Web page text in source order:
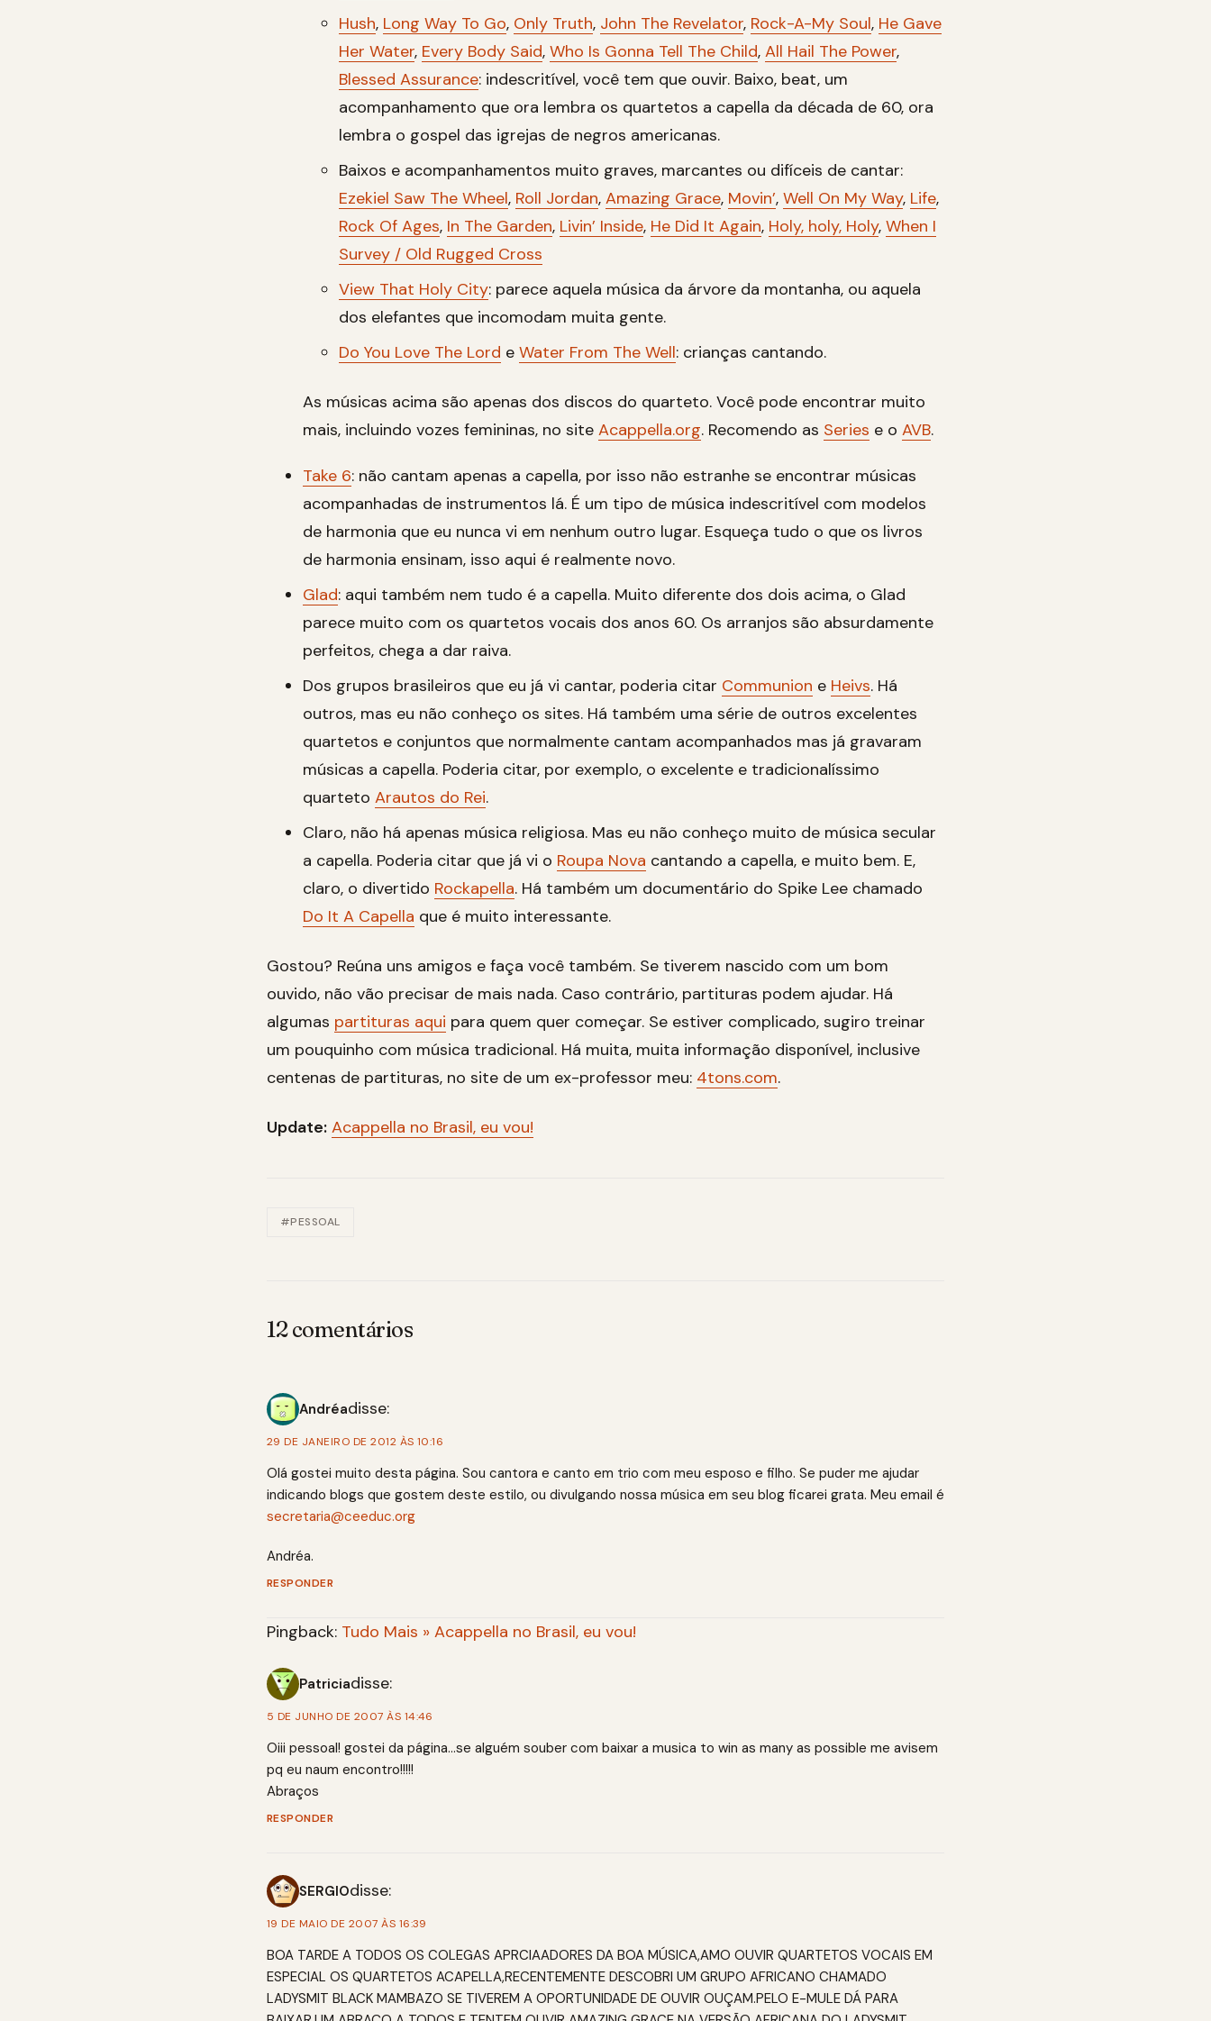
Hush, Long Way To Go, Only Truth, John The Revelator, Rock-A-My Soul, He Gave
Her Water, Every Body Said, Who Is Gonna Tell The Child, All Hail The Power,
Blessed Assurance: indescritível, você tem que ouvir. Baixo, beat, um
acompanhamento que ora lembra os quartetos a capella da década de 60, ora
lembra o gospel das igrejas de negros americanas.
Baixos e acompanhamentos muito graves, marcantes ou difíceis de cantar:
Ezekiel Saw The Wheel, Roll Jordan, Amazing Grace, Movin’, Well On My Way, Life,
Rock Of Ages, In The Garden, Livin’ Inside, He Did It Again, Holy, holy, Holy, When I
Survey / Old Rugged Cross
View That Holy City: parece aquela música da árvore da montanha, ou aquela
dos elefantes que incomodam muita gente.
Do You Love The Lord e Water From The Well: crianças cantando.
As músicas acima são apenas dos discos do quarteto. Você pode encontrar muito
mais, incluindo vozes femininas, no site Acappella.org. Recomendo as Series e o AVB.
Take 6: não cantam apenas a capella, por isso não estranhe se encontrar músicas
acompanhadas de instrumentos lá. É um tipo de música indescritível com modelos
de harmonia que eu nunca vi em nenhum outro lugar. Esqueça tudo o que os livros
de harmonia ensinam, isso aqui é realmente novo.
Glad: aqui também nem tudo é a capella. Muito diferente dos dois acima, o Glad
parece muito com os quartetos vocais dos anos 60. Os arranjos são absurdamente
perfeitos, chega a dar raiva.
Dos grupos brasileiros que eu já vi cantar, poderia citar Communion e Heivs. Há
outros, mas eu não conheço os sites. Há também uma série de outros excelentes
quartetos e conjuntos que normalmente cantam acompanhados mas já gravaram
músicas a capella. Poderia citar, por exemplo, o excelente e tradicionalíssimo
quarteto Arautos do Rei.
Claro, não há apenas música religiosa. Mas eu não conheço muito de música secular
a capella. Poderia citar que já vi o Roupa Nova cantando a capella, e muito bem. E,
claro, o divertido Rockapella. Há também um documentário do Spike Lee chamado
Do It A Capella que é muito interessante.
Gostou? Reúna uns amigos e faça você também. Se tiverem nascido com um bom
ouvido, não vão precisar de mais nada. Caso contrário, partituras podem ajudar. Há
algumas partituras aqui para quem quer começar. Se estiver complicado, sugiro treinar
um pouquinho com música tradicional. Há muita, muita informação disponível, inclusive
centenas de partituras, no site de um ex-professor meu: 4tons.com.
Update: Acappella no Brasil, eu vou!
#PESSOAL
12 comentários
Andréadisse:
29 DE JANEIRO DE 2012 ÀS 10:16
Olá gostei muito desta página. Sou cantora e canto em trio com meu esposo e filho. Se puder me ajudar
indicando blogs que gostem deste estilo, ou divulgando nossa música em seu blog ficarei grata. Meu email é
secretaria@ceeduc.org
Andréa.
RESPONDER
Pingback: Tudo Mais » Acappella no Brasil, eu vou!
Patriciadisse:
5 DE JUNHO DE 2007 ÀS 14:46
Oiii pessoal! gostei da página…se alguém souber com baixar a musica to win as many as possible me avisem
pq eu naum encontro!!!!!
Abraços
RESPONDER
SERGIOdisse:
19 DE MAIO DE 2007 ÀS 16:39
BOA TARDE A TODOS OS COLEGAS APRCIAADORES DA BOA MÚSICA,AMO OUVIR QUARTETOS VOCAIS EM
ESPECIAL OS QUARTETOS ACAPELLA,RECENTEMENTE DESCOBRI UM GRUPO AFRICANO CHAMADO
LADYSMIT BLACK MAMBAZO SE TIVEREM A OPORTUNIDADE DE OUVIR OUÇAM.PELO E-MULE DÁ PARA